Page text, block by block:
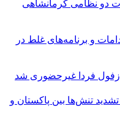
دو نظامی کرمانشاهی
و برنامه‌های غلط در
فردا غیرحضوری شد
تشدید تنش‌ها بین پاکستان و